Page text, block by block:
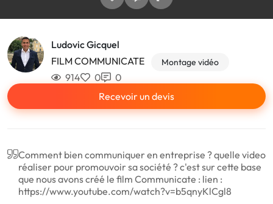
Ludovic Gicquel
FILM COMMUNICATE
Montage vidéo
914 0
0
Recevoir un devis
Comment bien communiquer en entreprise ? quelle video
réaliser pour promouvoir sa société ? c'est sur cette base
que nous avons créé le film Communicate : lien :
https://www.youtube.com/watch?v=b5qnyKlCgl8